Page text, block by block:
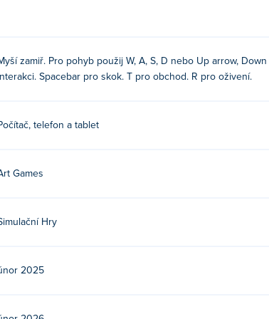
zamiř. Pro pohyb použij W, A, S, D nebo Up arrow,
Spacebar pro skok. T pro obchod. R pro oživení.
telefon a tablet
Games
Hry
2025